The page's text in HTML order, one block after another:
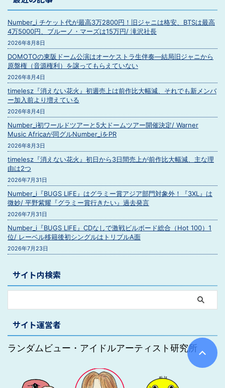
Number_i チケット代が最高3万2800円！旧ジャニは格安、BTSは最高
4万5000円、ブルーノ・マーズは15万円/ 滝沢社長
2026年8月8日
DOMOTOの東阪ドーム公演はオーケストラ生伴奏―結局旧ジャニから
原盤権（音源権利）を譲ってもらえていない
2026年8月4日
timelesz『消えない花火』初週売上は前作比大幅減、それでも新メンバ
ー加入前より増えている
2026年8月4日
Number_i初ワールドツアーと5大ドームツアー開催決定/ Warner
Music Africaが同グルNumber_iをPR
2026年8月3日
timelesz『消えない花火』初日から3日間売上が前作比大幅減、主な理
由は2つ
2026年7月31日
Number_i『BUGS LIFE』はグラミー賞アジア部門対象外！『3XL』は
微妙/ 平野紫耀『グラミー賞行きたい』過去発言
2026年7月31日
Number_i『BUGS LIFE』CDなしで激戦ビルボード総合（Hot 100）1
位/ レーベル移籍後初シングルはトリプルA面
2026年7月23日
サイト内検索
サイト運営者
ランダムビュー・アイドルアーティスト研究所